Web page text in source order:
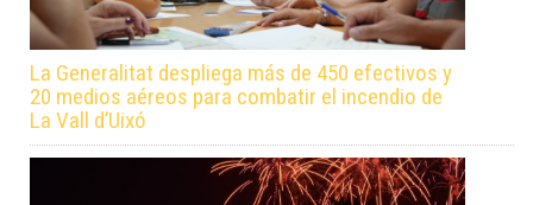
La Generalitat despliega más de 450 efectivos y
20 medios aéreos para combatir el incendio de
La Vall d’Uixó